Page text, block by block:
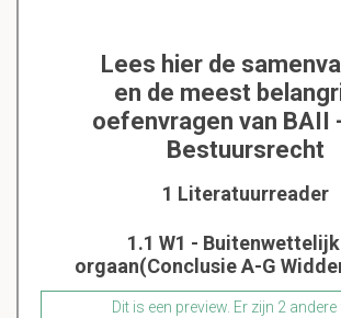
Lees hier de
en de meest
oefenvragen van BAII
Bestuursrecht
1 Literatuurreader
1.1 W1 -
orgaan(Conclusie A-G
Dit is een preview. Er zijn 2